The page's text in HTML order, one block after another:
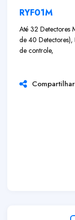
RYF01M
Até 32 Detectores
de 40
de controle,
Compartilhar